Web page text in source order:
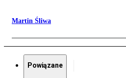
Martin Śliwa
Powiązane